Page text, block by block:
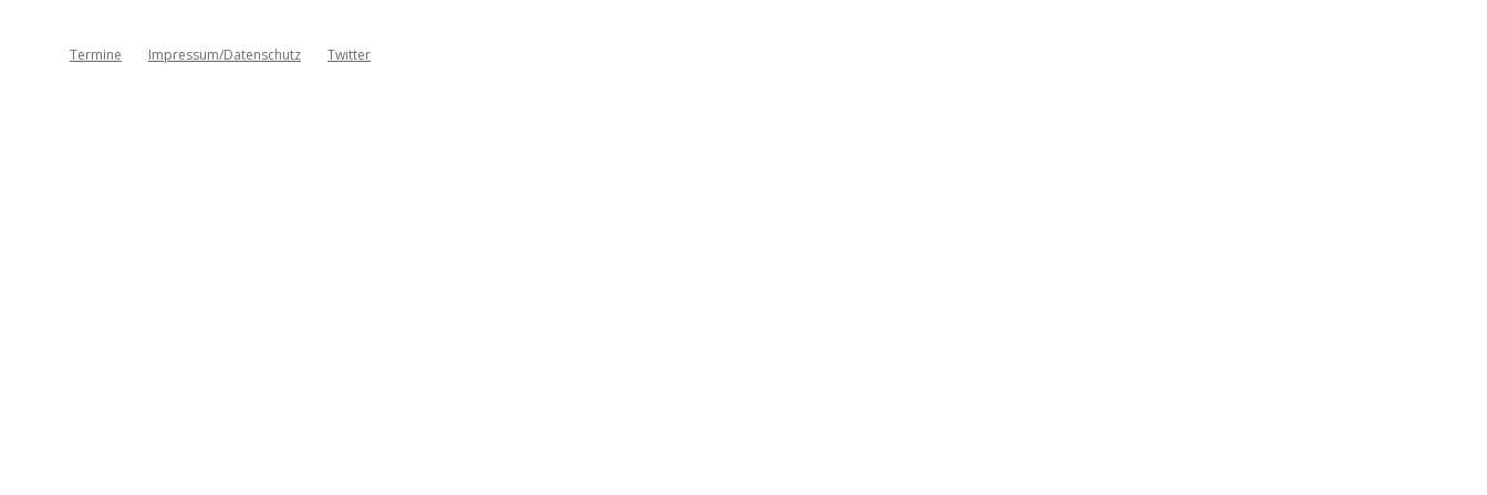
Termine Impressum/Datenschutz Twitter